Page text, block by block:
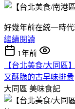
好幾年前在統一時
繼續閱讀
1年前
【台北美食/大同區
又酥脆的古早味排骨
大同區 美味食記